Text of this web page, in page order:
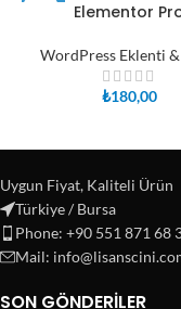
Elementor
WordPress Eklenti &
₺180,00
Uygun Fiyat, Kaliteli Ürün
Türkiye / Bursa
Phone: +90 551 871 68
Mail:
SON GÖNDERILER